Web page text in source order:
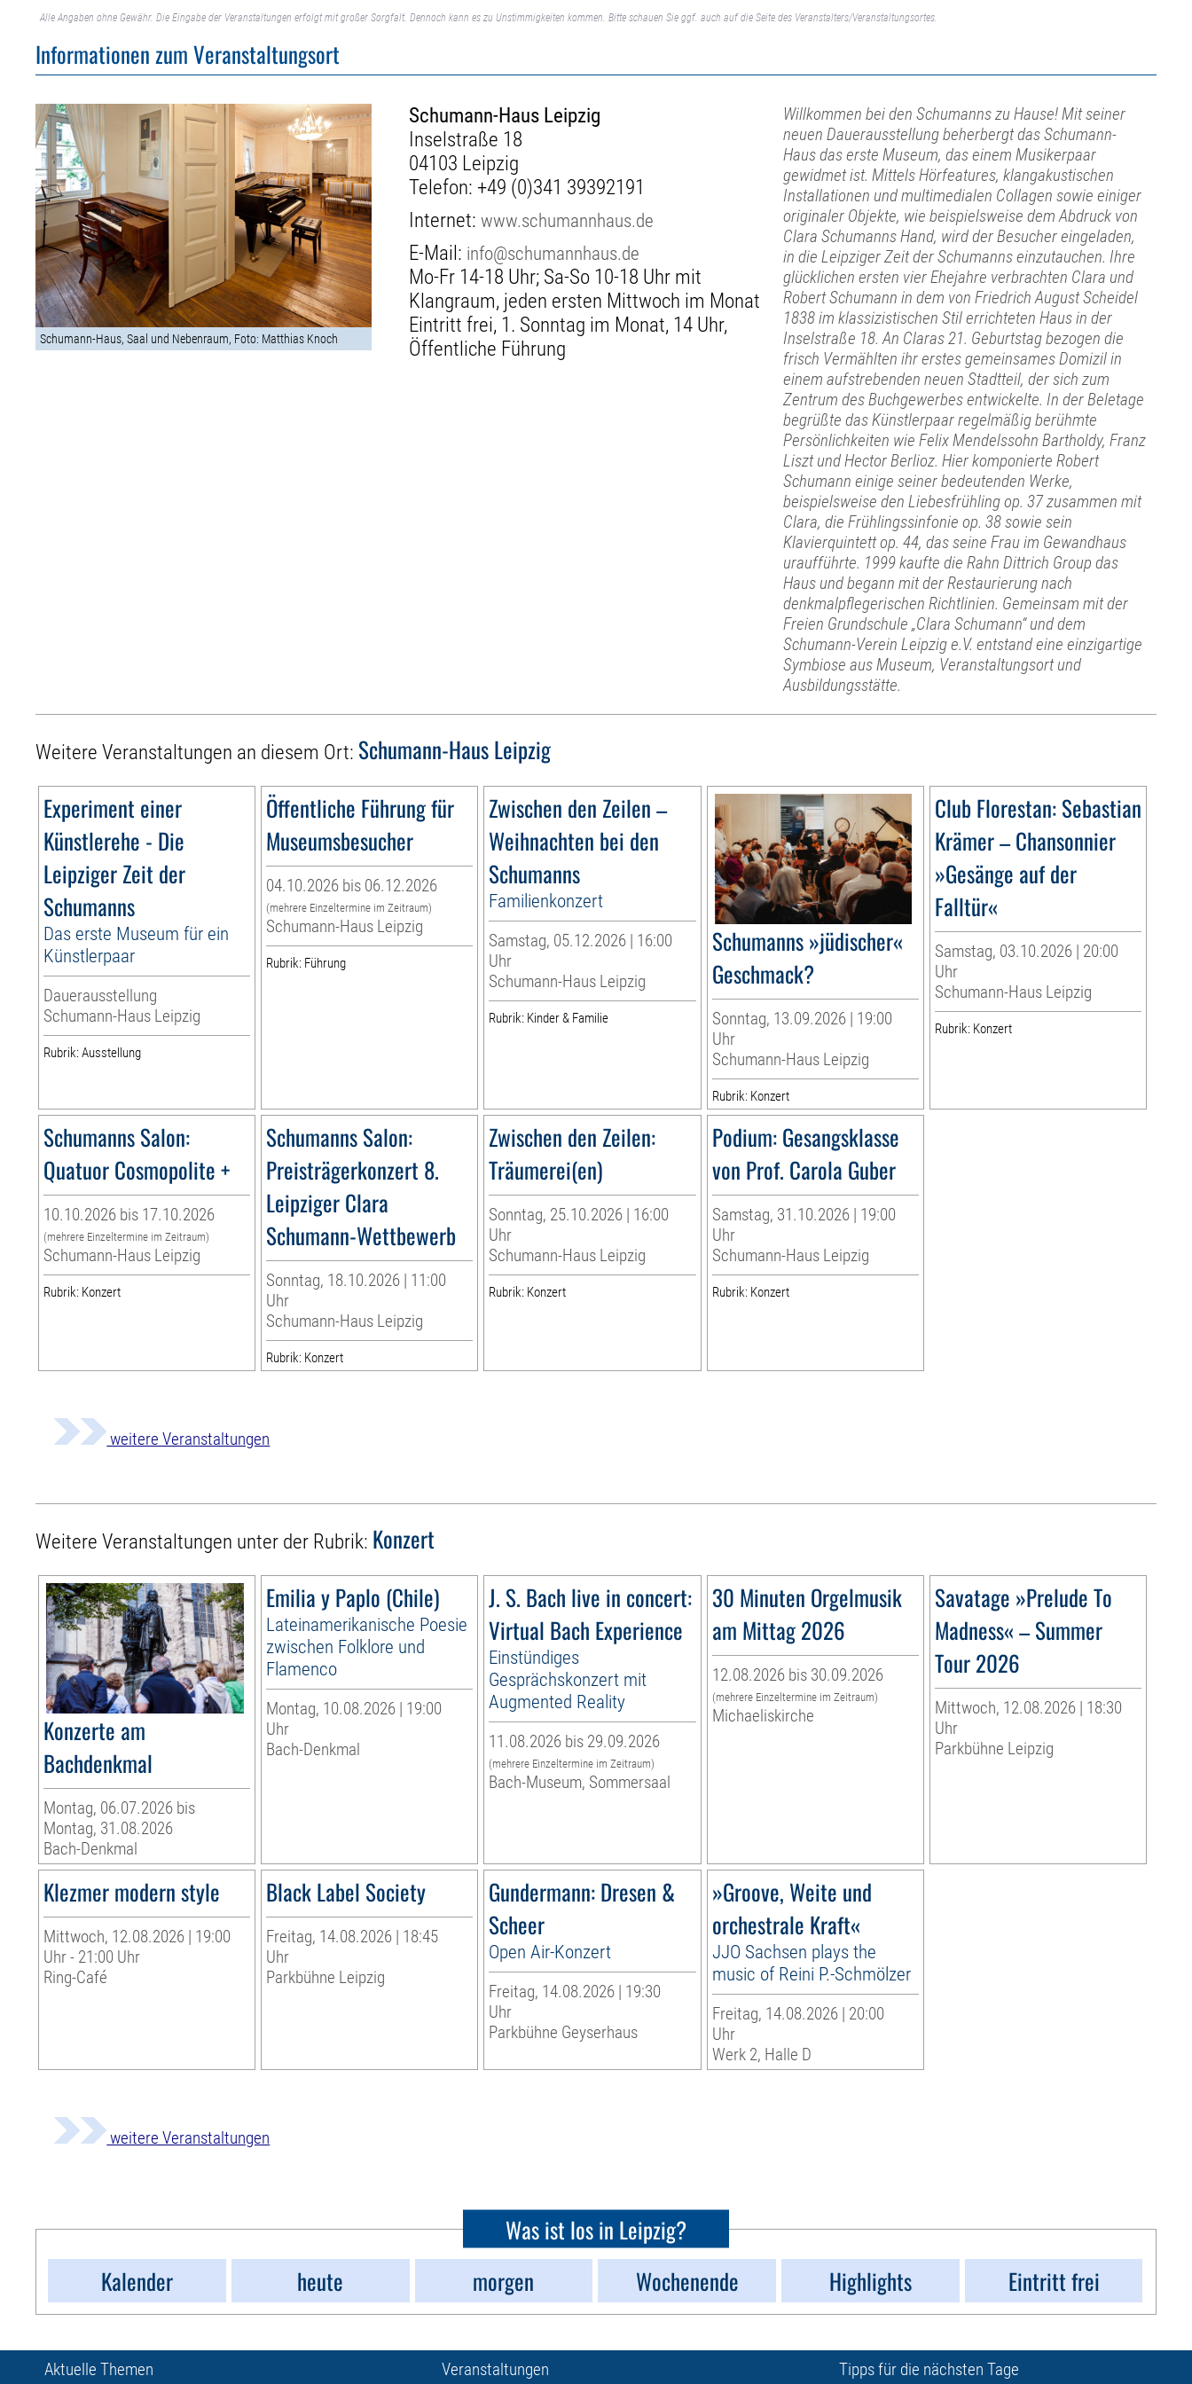
Alle Angaben ohne Gewähr. Die Eingabe der Veranstaltungen erfolgt mit großer Sorgfalt. Dennoch kann es zu Unstimmigkeiten kommen. Bitte schauen Sie ggf. auch auf die Seite des Veranstalters/Veranstaltungsortes.
Informationen zum Veranstaltungsort
Schumann-Haus, Saal und Nebenraum, Foto: Matthias Knoch
Schumann-Haus Leipzig
Inselstraße 18
04103 Leipzig
Telefon: +49 (0)341 39392191
Internet:www.schumannhaus.de
E-Mail: info@schumannhaus.de
Mo-Fr 14-18 Uhr; Sa-So 10-18 Uhr mit
Klangraum, jeden ersten Mittwoch im Monat
Eintritt frei, 1. Sonntag im Monat, 14 Uhr,
Öffentliche Führung
Willkommen bei den Schumanns zu Hause! Mit seiner
neuen Dauerausstellung beherbergt das Schumann-
Haus das erste Museum, das einem Musikerpaar
gewidmet ist. Mittels Hörfeatures, klangakustischen
Installationen und multimedialen Collagen sowie einiger
originaler Objekte, wie beispielsweise dem Abdruck von
Clara Schumanns Hand, wird der Besucher eingeladen,
in die Leipziger Zeit der Schumanns einzutauchen. Ihre
glücklichen ersten vier Ehejahre verbrachten Clara und
Robert Schumann in dem von Friedrich August Scheidel
1838 im klassizistischen Stil errichteten Haus in der
Inselstraße 18. An Claras 21. Geburtstag bezogen die
frisch Vermählten ihr erstes gemeinsames Domizil in
einem aufstrebenden neuen Stadtteil, der sich zum
Zentrum des Buchgewerbes entwickelte. In der Beletage
begrüßte das Künstlerpaar regelmäßig berühmte
Persönlichkeiten wie Felix Mendelssohn Bartholdy, Franz
Liszt und Hector Berlioz. Hier komponierte Robert
Schumann einige seiner bedeutenden Werke,
beispielsweise den Liebesfrühling op. 37 zusammen mit
Clara, die Frühlingssinfonie op. 38 sowie sein
Klavierquintett op. 44, das seine Frau im Gewandhaus
uraufführte. 1999 kaufte die Rahn Dittrich Group das
Haus und begann mit der Restaurierung nach
denkmalpflegerischen Richtlinien. Gemeinsam mit der
Freien Grundschule „Clara Schumann“ und dem
Schumann-Verein Leipzig e.V. entstand eine einzigartige
Symbiose aus Museum, Veranstaltungsort und
Ausbildungsstätte.
Weitere Veranstaltungen an diesem Ort: Schumann-Haus Leipzig
Experiment einer
Künstlerehe - Die
Leipziger Zeit der
Schumanns
Das erste Museum für ein
Künstlerpaar
Dauerausstellung
Schumann-Haus Leipzig
Rubrik: Ausstellung
Öffentliche Führung für
Museumsbesucher
04.10.2026 bis 06.12.2026
(mehrere Einzeltermine im Zeitraum)
Schumann-Haus Leipzig
Rubrik: Führung
Zwischen den Zeilen –
Weihnachten bei den
Schumanns
Familienkonzert
Samstag, 05.12.2026 | 16:00
Uhr
Schumann-Haus Leipzig
Rubrik: Kinder & Familie
Schumanns »jüdischer«
Geschmack?
Sonntag, 13.09.2026 | 19:00
Uhr
Schumann-Haus Leipzig
Rubrik: Konzert
Club Florestan: Sebastian
Krämer – Chansonnier
»Gesänge auf der
Falltür«
Samstag, 03.10.2026 | 20:00
Uhr
Schumann-Haus Leipzig
Rubrik: Konzert
Schumanns Salon:
Quatuor Cosmopolite +
10.10.2026 bis 17.10.2026
(mehrere Einzeltermine im Zeitraum)
Schumann-Haus Leipzig
Rubrik: Konzert
Schumanns Salon:
Preisträgerkonzert 8.
Leipziger Clara
Schumann-Wettbewerb
Sonntag, 18.10.2026 | 11:00
Uhr
Schumann-Haus Leipzig
Rubrik: Konzert
Zwischen den Zeilen:
Träumerei(en)
Sonntag, 25.10.2026 | 16:00
Uhr
Schumann-Haus Leipzig
Rubrik: Konzert
Podium: Gesangsklasse
von Prof. Carola Guber
Samstag, 31.10.2026 | 19:00
Uhr
Schumann-Haus Leipzig
Rubrik: Konzert
weitere Veranstaltungen
Weitere Veranstaltungen unter der Rubrik: Konzert
Konzerte am
Bachdenkmal
Montag, 06.07.2026 bis
Montag, 31.08.2026
Bach-Denkmal
Emilia y Paplo (Chile)
Lateinamerikanische Poesie
zwischen Folklore und
Flamenco
Montag, 10.08.2026 | 19:00
Uhr
Bach-Denkmal
J. S. Bach live in concert:
Virtual Bach Experience
Einstündiges
Gesprächskonzert mit
Augmented Reality
11.08.2026 bis 29.09.2026
(mehrere Einzeltermine im Zeitraum)
Bach-Museum, Sommersaal
30 Minuten Orgelmusik
am Mittag 2026
12.08.2026 bis 30.09.2026
(mehrere Einzeltermine im Zeitraum)
Michaeliskirche
Savatage »Prelude To
Madness« – Summer
Tour 2026
Mittwoch, 12.08.2026 | 18:30
Uhr
Parkbühne Leipzig
Klezmer modern style
Mittwoch, 12.08.2026 | 19:00
Uhr - 21:00 Uhr
Ring-Café
Black Label Society
Freitag, 14.08.2026 | 18:45
Uhr
Parkbühne Leipzig
Gundermann: Dresen &
Scheer
Open Air-Konzert
Freitag, 14.08.2026 | 19:30
Uhr
Parkbühne Geyserhaus
»Groove, Weite und
orchestrale Kraft«
JJO Sachsen plays the
music of Reini P.-Schmölzer
Freitag, 14.08.2026 | 20:00
Uhr
Werk 2, Halle D
weitere Veranstaltungen
Was ist los in Leipzig?
Kalender
heute morgen Wochenende Highlights Eintritt frei
Aktuelle Themen Veranstaltungen Tipps für die nächsten Tage